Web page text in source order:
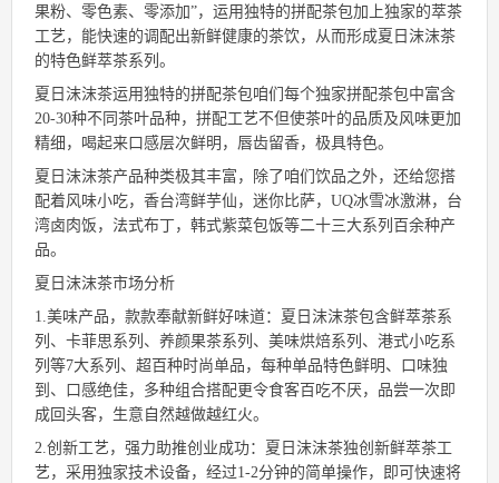
果粉、零色素、零添加”，运用独特的拼配茶包加上独家的萃茶
工艺，能快速的调配出新鲜健康的茶饮，从而形成夏日沫沫茶
的特色鲜萃茶系列。
夏日沫沫茶运用独特的拼配茶包咱们每个独家拼配茶包中富含
20-30种不同茶叶品种，拼配工艺不但使茶叶的品质及风味更加
精细，喝起来口感层次鲜明，唇齿留香，极具特色。
夏日沫沫茶产品种类极其丰富，除了咱们饮品之外，还给您搭
配着风味小吃，香台湾鲜芋仙，迷你比萨，UQ冰雪冰激淋，台
湾卤肉饭，法式布丁，韩式紫菜包饭等二十三大系列百余种产
品。
夏日沫沫茶市场分析
1.美味产品，款款奉献新鲜好味道：夏日沫沫茶包含鲜萃茶系
列、卡菲思系列、养颜果茶系列、美味烘焙系列、港式小吃系
列等7大系列、超百种时尚单品，每种单品特色鲜明、口味独
到、口感绝佳，多种组合搭配更令食客百吃不厌，品尝一次即
成回头客，生意自然越做越红火。
2.创新工艺，强力助推创业成功：夏日沫沫茶独创新鲜萃茶工
艺，采用独家技术设备，经过1-2分钟的简单操作，即可快速将